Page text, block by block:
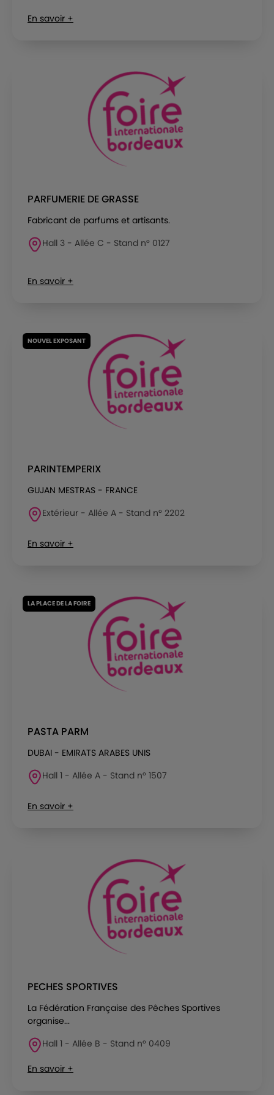
En savoir +
PARFUMERIE DE GRASSE
Fabricant de parfums et artisants.
Hall 3 - Allée C - Stand n° 0127
En savoir +
NOUVEL EXPOSANT
PARINTEMPERIX
GUJAN MESTRAS - FRANCE
Extérieur - Allée A - Stand n° 2202
En savoir +
LA PLACE DE LA FOIRE
PASTA PARM
DUBAI - EMIRATS ARABES UNIS
Hall 1 - Allée A - Stand n° 1507
En savoir +
PECHES SPORTIVES
La Fédération Française des Pêches Sportives
organise...
Hall 1 - Allée B - Stand n° 0409
En savoir +